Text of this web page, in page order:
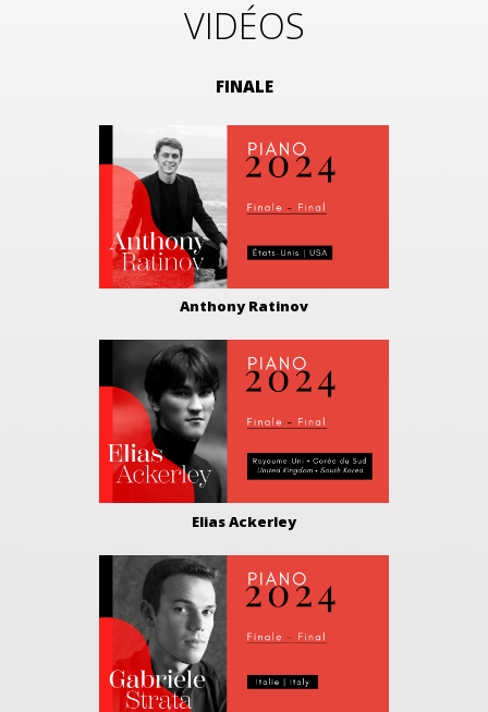
VIDÉOS
FINALE
Anthony Ratinov
Elias Ackerley